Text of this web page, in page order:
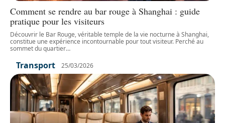
Comment se rendre au bar rouge à Shanghai : guide
pratique pour les visiteurs
Découvrir le Bar Rouge, véritable temple de la vie nocturne à Shanghai,
constitue une expérience incontournable pour tout visiteur. Perché au
sommet du quartier…
Transport 25/03/2026